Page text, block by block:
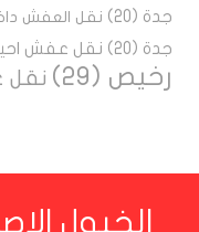
جدة (20) نقل العفش
جدة (20) نقل عفش
رخيص (29) نقل
الخيول